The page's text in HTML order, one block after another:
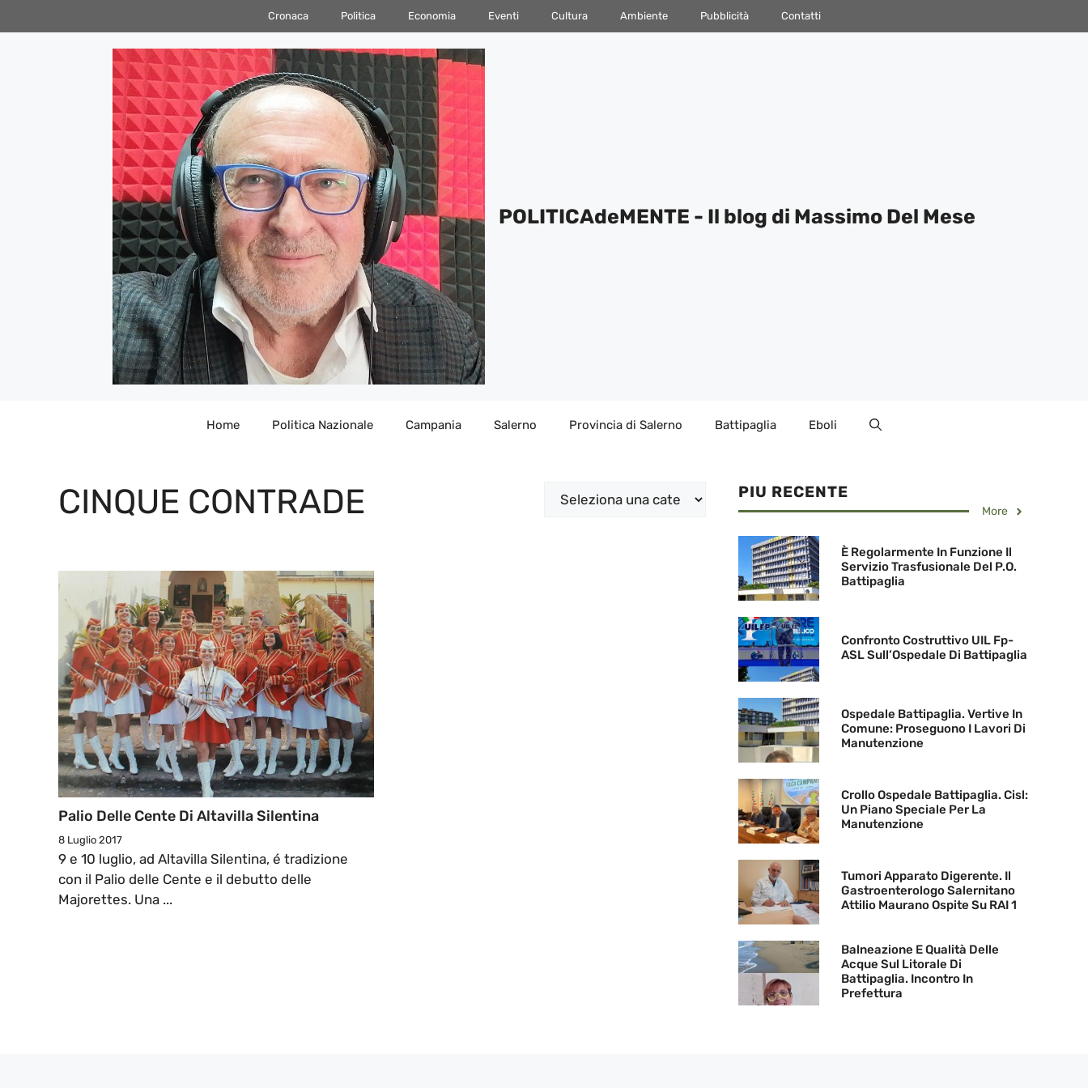
al
Cronaca Politica Economia Eventi Cultura Ambiente Pubblicità Contatti
POLITICAdeMENTE - Il blog di Massimo Del Mese
Home Politica Nazionale Campania Salerno Provincia di Salerno Battipaglia Eboli
CINQUE CONTRADE Categorie
Palio Delle Cente Di Altavilla Silentina
8 Luglio 2017
9 e 10 luglio, ad Altavilla Silentina, é tradizione
con il Palio delle Cente e il debutto delle
Majorettes. Una ...
PIU RECENTE
More
È Regolarmente In Funzione Il
Servizio Trasfusionale Del P.O.
Battipaglia
Confronto Costruttivo UIL Fp-
ASL Sull’Ospedale Di Battipaglia
Ospedale Battipaglia. Vertive In
Comune: Proseguono I Lavori Di
Manutenzione
Crollo Ospedale Battipaglia. Cisl:
Un Piano Speciale Per La
Manutenzione
Tumori Apparato Digerente. Il
Gastroenterologo Salernitano
Attilio Maurano Ospite Su RAI 1
Balneazione E Qualità Delle
Acque Sul Litorale Di
Battipaglia. Incontro In
Prefettura